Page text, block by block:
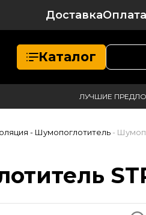
ДоставкаОплата
Каталог
ЛУЧШИЕ
- Шумопоглотитель -